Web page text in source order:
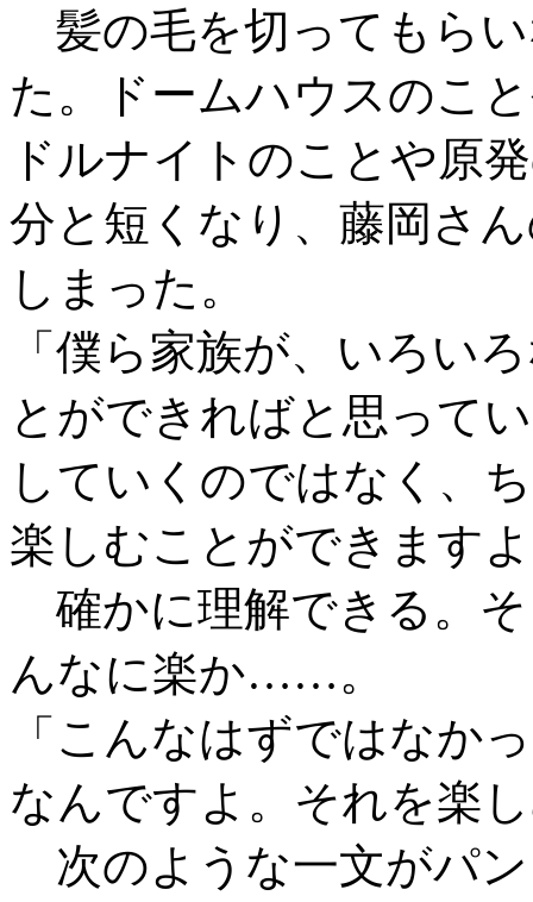
髪の毛を切ってもら
た。ドームハウスのこ
ドルナイトのことや原
分と短くなり、藤岡さ
しまった。
「僕ら家族が、いろい
とができればと思って
していくのではなく、
楽しむことができます
確かに理解できる。
んなに楽か……。
「こんなはずではなか
なんですよ。それを楽
次のような一文がパ